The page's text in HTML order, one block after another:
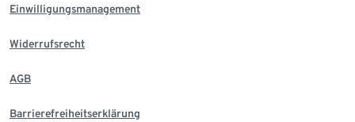
Einwilligungsmanagement
Widerrufsrecht
AGB
Barrierefreiheitserklärung